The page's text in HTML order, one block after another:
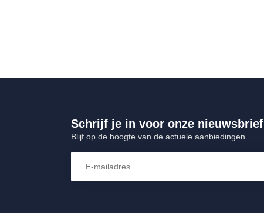
Schrijf je in voor onze nieuwsbrief
Blijf op de hoogte van de actuele aanbiedingen